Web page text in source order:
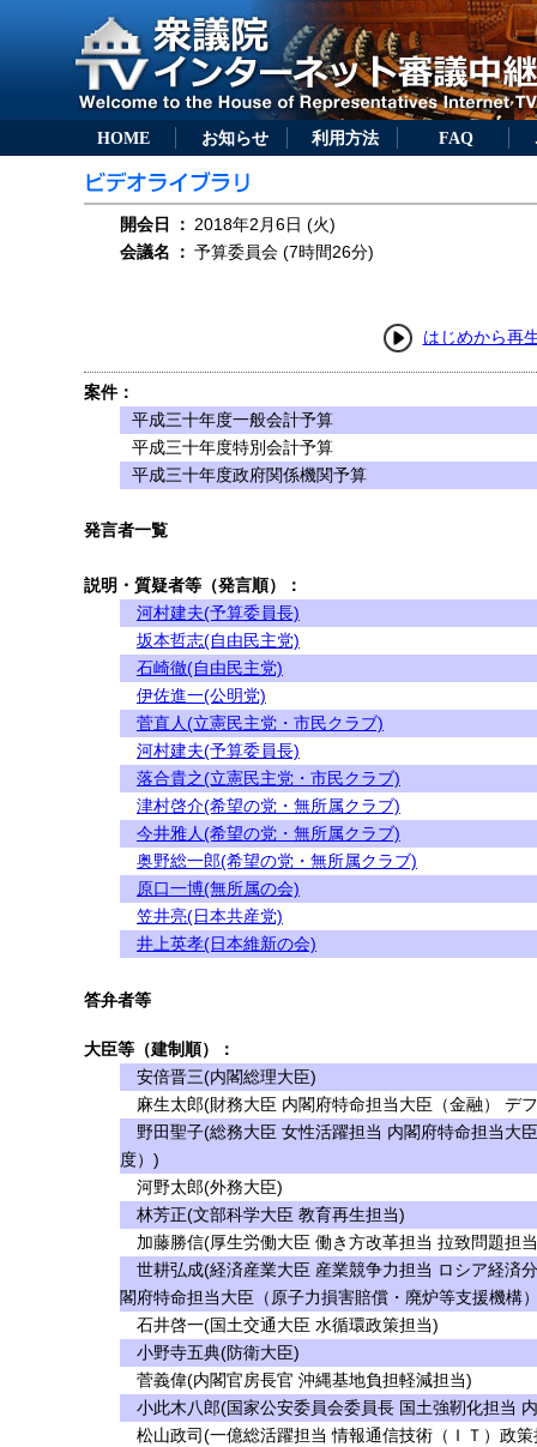
HOME お知らせ 利用方法 FAQ
開会日 ： 2018年2月6日 (火)
会議名
： 予算委員会 (7時間26分)
はじめから再
案件：
平成三十年度一般会計予算
平成三十年度特別会計予算
平成三十年度政府関係機関予算
発言者一覧
説明・質疑者等（発言順）：
河村建夫(予算委員長)
坂本哲志(自由民主党)
石崎徹(自由民主党)
伊佐進一(公明党)
菅直人(立憲民主党・市民クラブ)
河村建夫(予算委員長)
落合貴之(立憲民主党・市民クラブ)
津村啓介(希望の党・無所属クラブ)
今井雅人(希望の党・無所属クラブ)
奥野総一郎(希望の党・無所属クラブ)
原口一博(無所属の会)
笠井亮(日本共産党)
井上英孝(日本維新の会)
答弁者等
大臣等（建制順）：
安倍晋三(内閣総理大臣)
麻生太郎(財務大臣 内閣府特命担当大臣（金融） デ
野田聖子(総務大臣 女性活躍担当 内閣府特命担当大
度）)
河野太郎(外務大臣)
林芳正(文部科学大臣 教育再生担当)
加藤勝信(厚生労働大臣 働き方改革担当 拉致問題担
世耕弘成(経済産業大臣 産業競争力担当 ロシア経済
閣府特命担当大臣（原子力損害賠償・廃炉等支援機構
石井啓一(国土交通大臣 水循環政策担当)
小野寺五典(防衛大臣)
菅義偉(内閣官房長官 沖縄基地負担軽減担当)
小此木八郎(国家公安委員会委員長 国土強靭化担当
松山政司(一億総活躍担当 情報通信技術（ＩＴ）政